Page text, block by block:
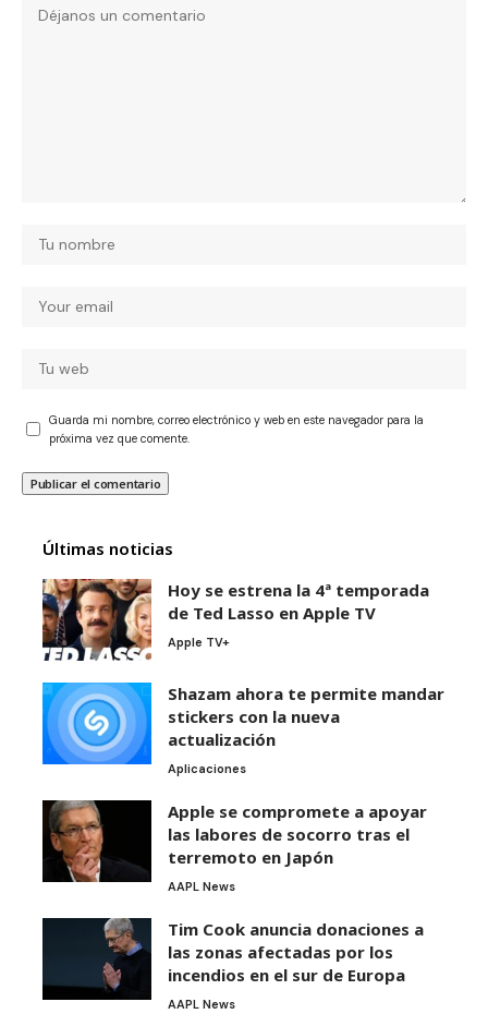
Guarda mi nombre, correo electrónico y web en este navegador para la
próxima vez que comente.
Últimas noticias
Hoy se estrena la 4ª temporada
de Ted Lasso en Apple TV
Apple TV+
Shazam ahora te permite mandar
stickers con la nueva
actualización
Aplicaciones
Apple se compromete a apoyar
las labores de socorro tras el
terremoto en Japón
AAPL News
Tim Cook anuncia donaciones a
las zonas afectadas por los
incendios en el sur de Europa
AAPL News